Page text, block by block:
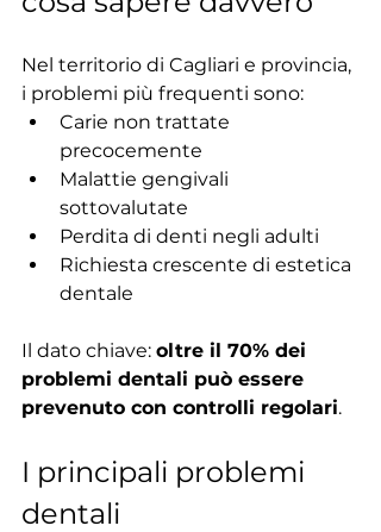
Nel territorio di Cagliari e provincia,
i problemi più frequenti sono:
Carie non trattate
precocemente
Malattie gengivali
sottovalutate
Perdita di denti negli adulti
Richiesta crescente di estetica
dentale
Il dato chiave: oltre il 70% dei
problemi dentali può essere
prevenuto con controlli regolari.
I principali problemi
dentali